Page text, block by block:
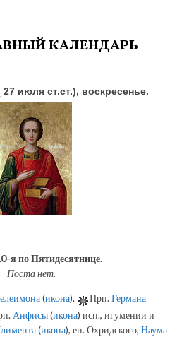
КАЛЕНДАРЬ
27 июля ст.ст.), воскресенье.
я по Пятидесятнице.
Поста нет.
(икона). Прп.Германа
Анфисы(икона) исп., игумении и
(икона), еп. Охридского, Наума